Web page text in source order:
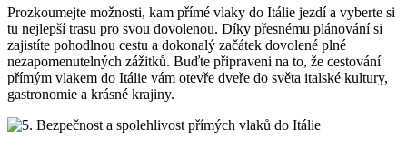
Prozkoumejte možnosti, kam přímé vlaky do Itálie jezdí a vyberte si
tu nejlepší trasu pro svou dovolenou. Díky přesnému plánování si
zajistíte pohodlnou cestu a dokonalý začátek dovolené plné
nezapomenutelných zážitků. Buďte připraveni na to, že cestování
přímým vlakem do Itálie vám otevře dveře do světa italské kultury,
gastronomie a krásné krajiny.